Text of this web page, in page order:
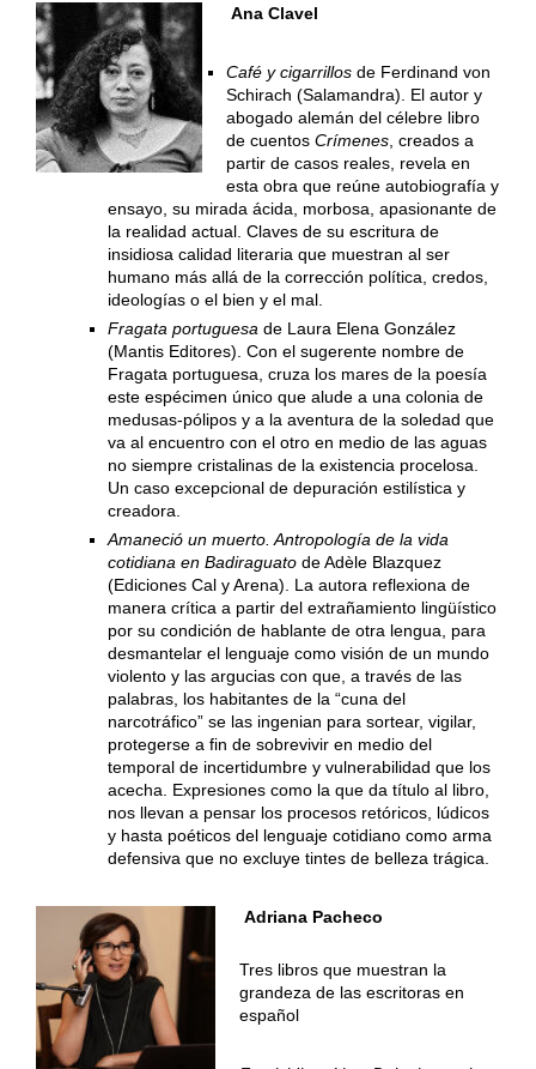
Ana Clavel
Café y cigarrillosde Ferdinand von
Schirach (Salamandra). El autor y
abogado alemán del célebre libro
de cuentos Crímenes, creados a
partir de casos reales, revela en
esta obra que reúne autobiografía y
ensayo, su mirada ácida, morbosa, apasionante de
la realidad actual. Claves de su escritura de
insidiosa calidad literaria que muestran al ser
humano más allá de la corrección política, credos,
ideologías o el bien y el mal.
Fragata portuguesa de Laura Elena González
(Mantis Editores). Con el sugerente nombre de
Fragata portuguesa, cruza los mares de la poesía
este espécimen único que alude a una colonia de
medusas-pólipos y a la aventura de la soledad que
va al encuentro con el otro en medio de las aguas
no siempre cristalinas de la existencia procelosa.
Un caso excepcional de depuración estilística y
creadora.
Amaneció un muerto. Antropología de la vida
cotidiana en Badiraguatode Adèle Blazquez
(Ediciones Cal y Arena). La autora reflexiona de
manera crítica a partir del extrañamiento lingüístico
por su condición de hablante de otra lengua, para
desmantelar el lenguaje como visión de un mundo
violento y las argucias con que, a través de las
palabras, los habitantes de la “cuna del
narcotráfico” se las ingenian para sortear, vigilar,
protegerse a fin de sobrevivir en medio del
temporal de incertidumbre y vulnerabilidad que los
acecha. Expresiones como la que da título al libro,
nos llevan a pensar los procesos retóricos, lúdicos
y hasta poéticos del lenguaje cotidiano como arma
defensiva que no excluye tintes de belleza trágica.
Adriana Pacheco
Tres libros que muestran la
grandeza de las escritoras en
español